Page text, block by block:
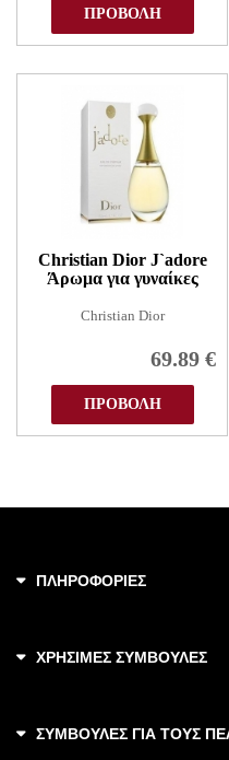
ΠΡΟΒΟΛΗ
Christian Dior J`adore
Άρωμα για γυναίκες
Christian Dior
69.89 €
ΠΡΟΒΟΛΗ
ΠΛΗΡΟΦΟΡΙΕΣ
ΧΡΗΣΙΜΕΣ ΣΥΜΒΟΥΛΕΣ
ΣΥΜΒΟΥΛΕΣ ΓΙΑ ΤΟΥΣ